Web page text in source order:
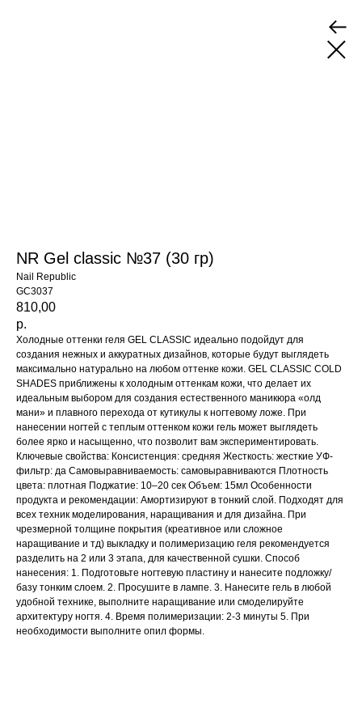
NR Gel classic №37 (30 гр)
Nail Republic
GC3037
810,00
р.
Холодные оттенки геля GEL CLASSIC идеально подойдут для
создания нежных и аккуратных дизайнов, которые будут выглядеть
максимально натурально на любом оттенке кожи. GEL CLASSIC COLD
SHADES приближены к холодным оттенкам кожи, что делает их
идеальным выбором для создания естественного маникюра «олд
мани» и плавного перехода от кутикулы к ногтевому ложе. При
нанесении ногтей с теплым оттенком кожи гель может выглядеть
более ярко и насыщенно, что позволит вам экспериментировать.
Ключевые свойства: Консистенция: средняя Жесткость: жесткие УФ-
фильтр: да Самовыравниваемость: самовыравниваются Плотность
цвета: плотная Поджатие: 10–20 сек Объем: 15мл Особенности
продукта и рекомендации: Амортизируют в тонкий слой. Подходят для
всех техник моделирования, наращивания и для дизайна. При
чрезмерной толщине покрытия (креативное или сложное
наращивание и тд) выкладку и полимеризацию геля рекомендуется
разделить на 2 или 3 этапа, для качественной сушки. Способ
нанесения: 1. Подготовьте ногтевую пластину и нанесите подложку/
базу тонким слоем. 2. Просушите в лампе. 3. Нанесите гель в любой
удобной технике, выполните наращивание или смоделируйте
архитектуру ногтя. 4. Время полимеризации: 2-3 минуты 5. При
необходимости выполните опил формы.